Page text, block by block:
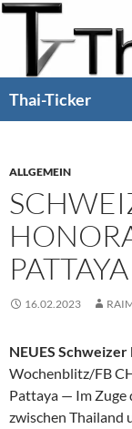
Zum
Inhalt
springen
Thai-Ticker
ALLGEMEIN
PATTAYA
16.02.2023
NEUES
Wochenblitz/FB
Pat­taya — Im Zuge
zwis­chen Thai­land